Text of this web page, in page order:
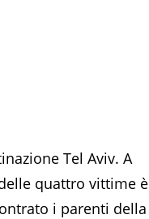
Tel Aviv. A
quattro vittime è
i parenti della